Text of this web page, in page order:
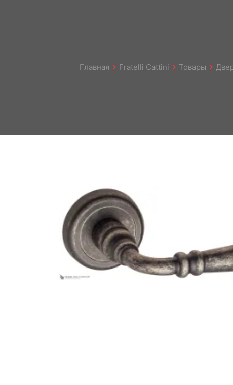
Главная Fratelli Cattini Товары